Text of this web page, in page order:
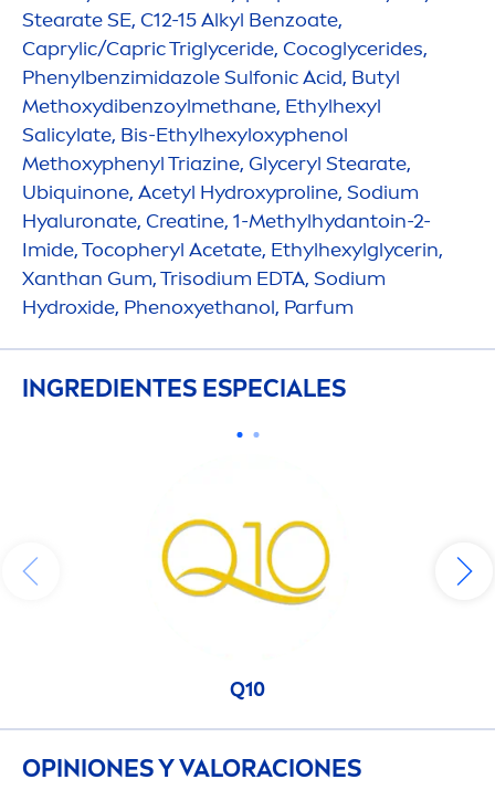
Stearate SE, C12-15 Alkyl Benzoate,
Caprylic/Capric Triglyceride, Cocoglycerides,
Phenylbenzimidazole Sulfonic Acid, Butyl
Methoxydibenzoylmethane, Ethylhexyl
Salicylate, Bis-Ethylhexyloxyphenol
Methoxyphenyl Triazine, Glyceryl Stearate,
Ubiquinone, Acetyl Hydroxyproline, Sodium
Hyaluronate, Creatine, 1-Methylhydantoin-2-
Imide, Tocopheryl Acetate, Ethylhexylglycerin,
Xanthan Gum, Trisodium EDTA, Sodium
Hydroxide, Phenoxyethanol, Parfum
INGREDIENTES ESPECIALES
Q10
OPINIONES Y VALORACIONES